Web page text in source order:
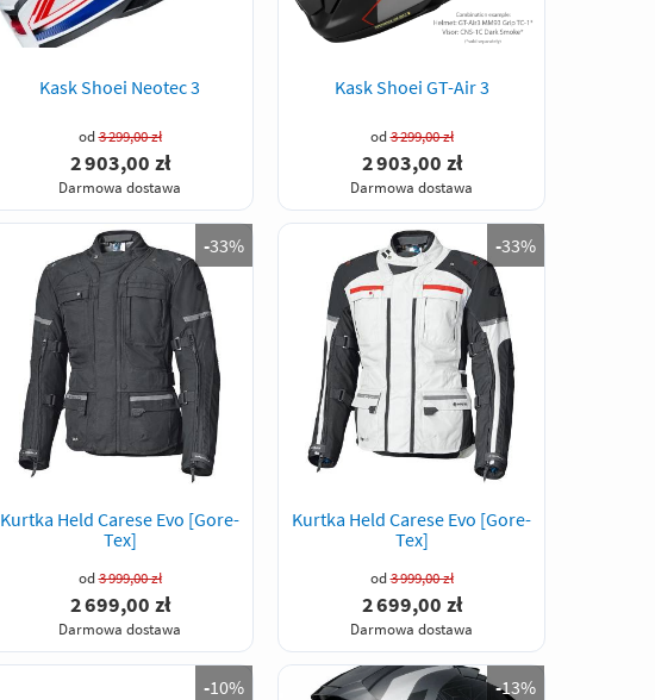
Kask Shoei Neotec 3
od3 299,00 zł
2 903,00 zł
Darmowa dostawa
Kask Shoei GT-Air 3
od3 299,00 zł
2 903,00 zł
Darmowa dostawa
-33%
Kurtka Held Carese Evo [Gore-
Tex]
od3 999,00 zł
2 699,00 zł
Darmowa dostawa
-33%
Kurtka Held Carese Evo [Gore-
Tex]
od3 999,00 zł
2 699,00 zł
Darmowa dostawa
-10% -13%